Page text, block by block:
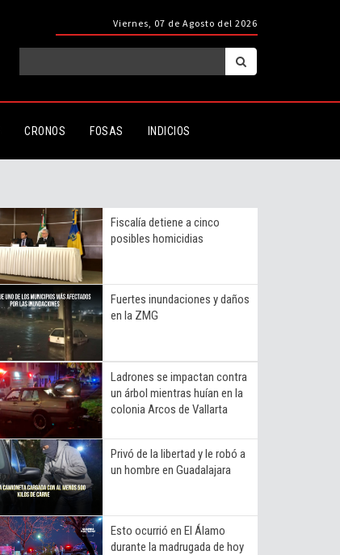
Viernes, 07 de Agosto del 2026
CRONOS FOSAS INDICIOS
Fiscalía detiene a cinco
posibles homicidias
Fuertes inundaciones y daños
en la ZMG
Ladrones se impactan contra
un árbol mientras huían en la
colonia Arcos de Vallarta
Privó de la libertad y le robó a
un hombre en Guadalajara
Esto ocurrió en El Álamo
durante la madrugada de hoy